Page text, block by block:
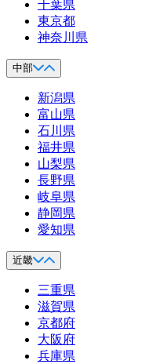
千葉県
東京都
神奈川県
中部
新潟県
富山県
石川県
福井県
山梨県
長野県
岐阜県
静岡県
愛知県
近畿
三重県
滋賀県
京都府
大阪府
兵庫県